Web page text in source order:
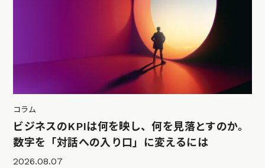
コラム
ビジネスのKPIは何を映し、何を見落とすのか。
数字を「対話への入り口」に変えるには
2026.08.07